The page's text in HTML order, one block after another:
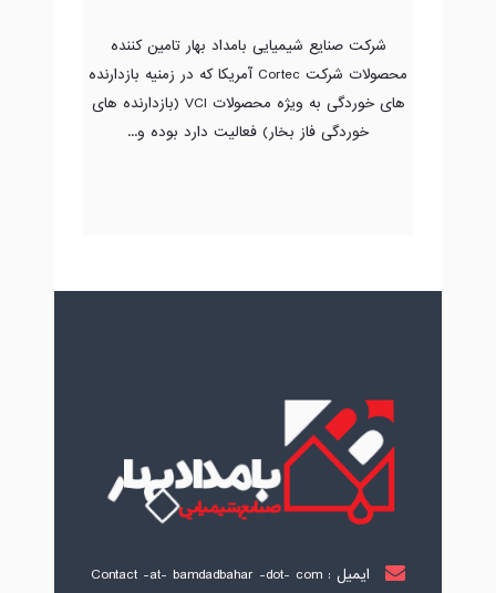
شرکت صنایع شیمیایی بامداد بهار تامین کننده
محصولات شرکت Cortec آمریکا که در زمنیه بازدارنده
های خوردگی به ویژه محصولات VCI (بازدارنده های
خوردگی فاز بخار) فعالیت دارد بوده و...
ایمیل : Contact -at- bamdadbahar -dot- com